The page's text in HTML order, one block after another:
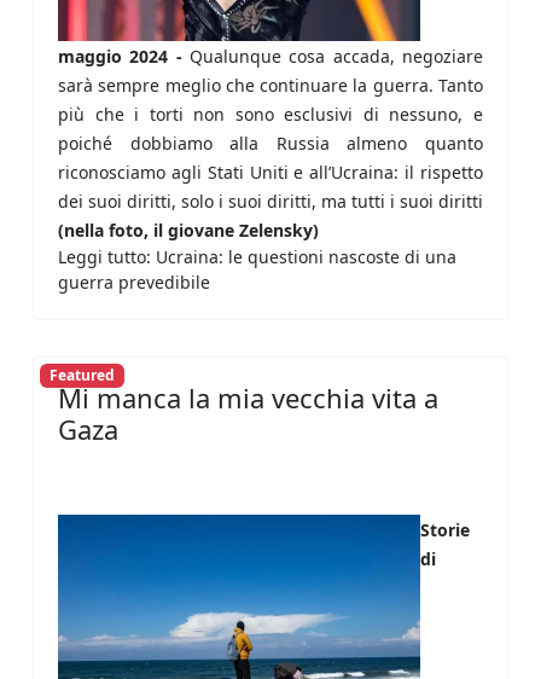
maggio 2024 - Qualunque cosa accada, negoziare
sarà sempre meglio che continuare la guerra. Tanto
più che i torti non sono esclusivi di nessuno, e
poiché dobbiamo alla Russia almeno quanto
riconosciamo agli Stati Uniti e all’Ucraina: il rispetto
dei suoi diritti, solo i suoi diritti, ma tutti i suoi diritti
(nella foto, il giovane Zelensky)
Leggi tutto: Ucraina: le questioni nascoste di una
guerra prevedibile
Featured
Mi manca la mia vecchia vita a
Gaza
Storie
di